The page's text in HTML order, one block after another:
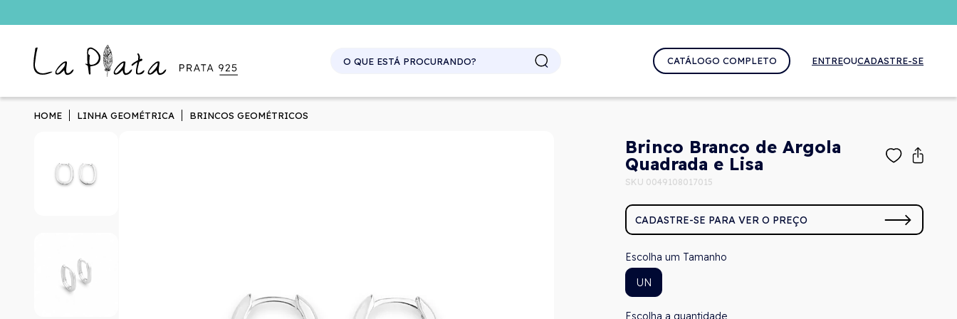
CATÁLOGO COMPLETO ENTREOUCADASTRE-SE
HOME LINHA GEOMÉTRICA BRINCOS GEOMÉTRICOS
Brinco Branco de Argola
Quadrada e Lisa
SKU 0049108017015
CADASTRE-SE PARA VER O PREÇO
Tamanho
UN